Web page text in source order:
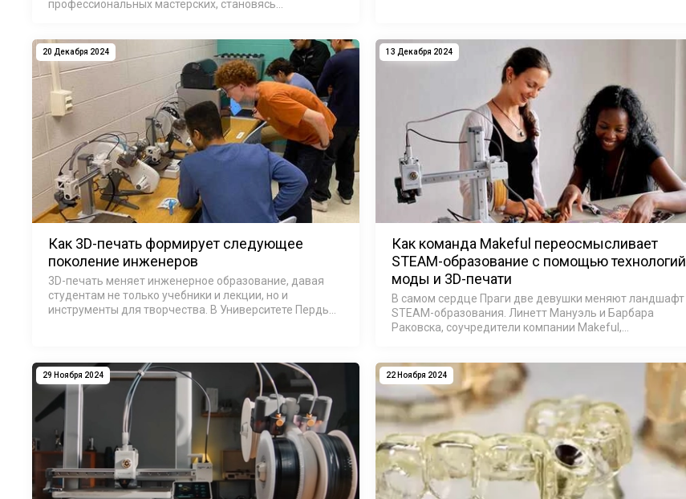
профессиональных мастерских, становясь
UniFormation уже пред…
20 Декабря 2024
Как 3D-печать формирует следующее
поколение инженеров
3D-печать меняет инженерное образование, давая
студентам не только учебники и лекции, но и
инструменты для творчества. В Университете Пердью
13 Декабря 2024
Как команда Makeful переосмысливает
STEAM-образование с помощью технологий
моды и 3D-печати
В самом сердце Праги две девушки меняют ландшафт
STEAM-образования. Линетт Мануэль и Барбара
Раковска, соучредители компании Makeful,
пла…
29 Ноября 2024 22 Ноября 2024